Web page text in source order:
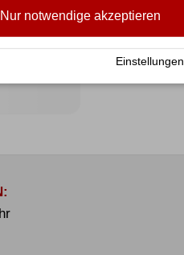
Nur notwendige akzeptieren
Einstellungen